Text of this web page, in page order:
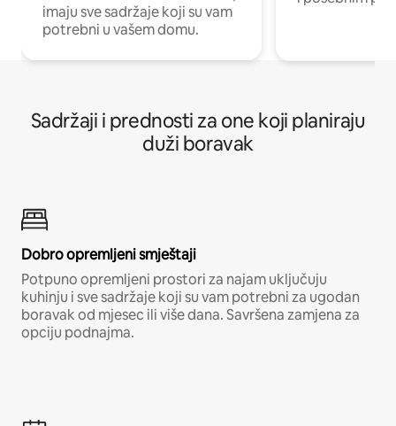
imaju sve sadržaje koji su vam
potrebni u vašem domu.
Sadržaji i prednosti za one koji planiraju
duži boravak
Dobro opremljeni smještaji
Potpuno opremljeni prostori za najam uključuju
kuhinju i sve sadržaje koji su vam potrebni za ugodan
boravak od mjesec ili više dana. Savršena zamjena za
opciju podnajma.